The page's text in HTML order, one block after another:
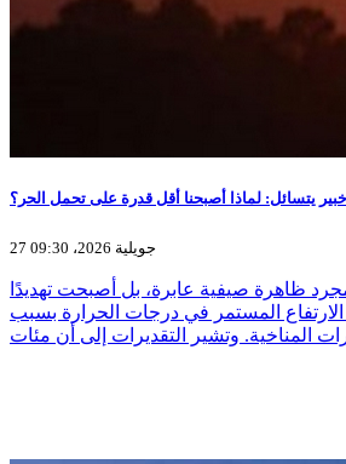
خبير يتسائل: لماذا أصبحنا أقل قدرة على تحمل الحر؟
27 جويلية 2026، 09:30
ظاهرة صيفية عابرة، بل أصبحت تهديدًا
المستمر في درجات الحرارة بسبب